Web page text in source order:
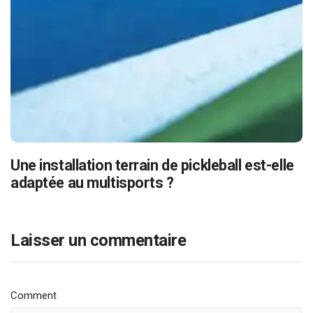
Une installation terrain de pickleball est-elle
adaptée au multisports ?
Laisser un commentaire
Comment